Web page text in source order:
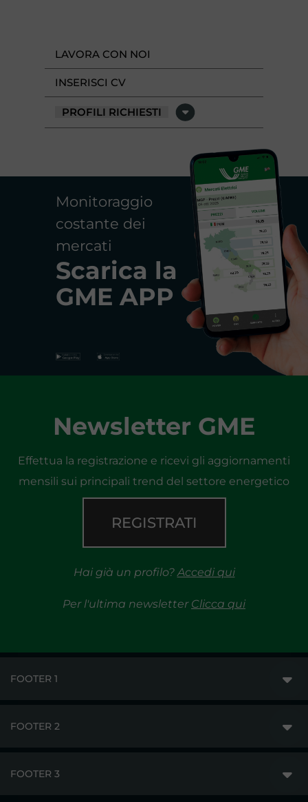
LAVORA CON NOI
INSERISCI CV
PROFILI RICHIESTI
Monitoraggio
costante dei
mercati
Scarica la
GME APP
Newsletter GME
Effettua la registrazione e ricevi gli aggiornamenti
mensili sui principali trend del settore energetico
REGISTRATI
Hai già un profilo?Accedi qui
Per l'ultima newsletter Clicca qui
FOOTER 1
FOOTER 2
FOOTER 3